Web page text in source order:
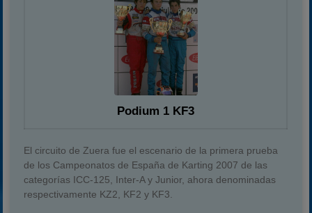
Podium 1 KF3
El circuito de Zuera fue el escenario de la primera prueba
de los Campeonatos de España de Karting 2007 de las
categorías ICC-125, Inter-A y Junior, ahora denominadas
respectivamente KZ2, KF2 y KF3.